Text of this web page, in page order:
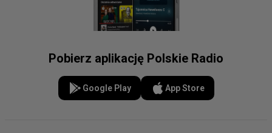
Pobierz aplikację Polskie Radio
Google Play App Store